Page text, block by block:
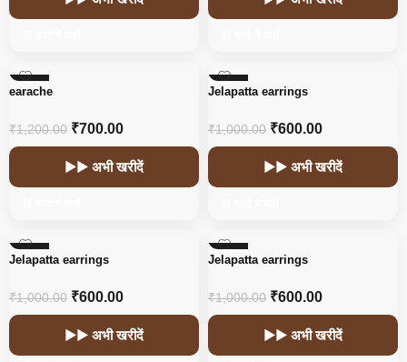
-42%
earache
₹1,200.00 ₹700.00
▶▶ अभी खरीदें
-40%
Jelapatta earrings
₹1,000.00 ₹600.00
▶▶ अभी खरीदें
-40%
Jelapatta earrings
₹1,000.00 ₹600.00
▶▶ अभी खरीदें
-40%
Jelapatta earrings
₹1,000.00 ₹600.00
▶▶ अभी खरीदें